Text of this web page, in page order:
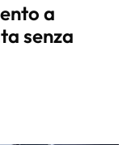
a
senza